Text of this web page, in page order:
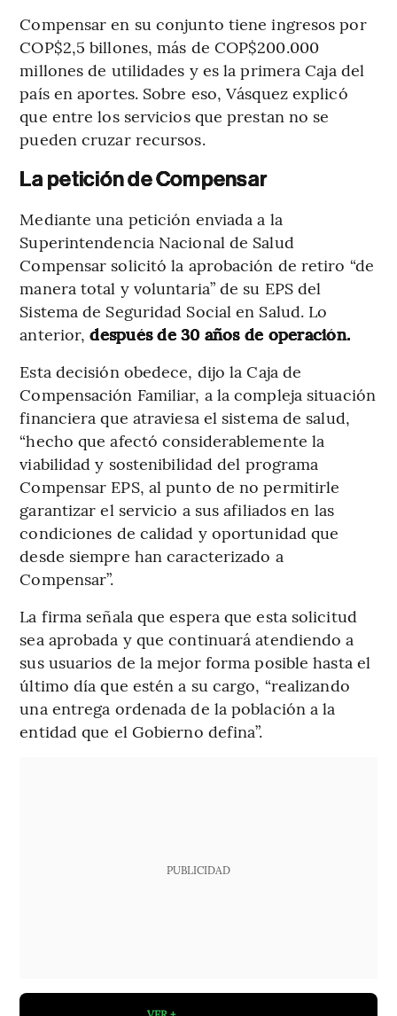
Compensar en su conjunto tiene ingresos por
COP$2,5 billones, más de COP$200.000
millones de utilidades y es la primera Caja del
país en aportes. Sobre eso, Vásquez explicó
que entre los servicios que prestan no se
pueden cruzar recursos.
La petición de Compensar
Mediante una petición enviada a la
Superintendencia Nacional de Salud
Compensar solicitó la aprobación de retiro “de
manera total y voluntaria” de su EPS del
Sistema de Seguridad Social en Salud. Lo
anterior,después de 30 años de operación.
Esta decisión obedece, dijo la Caja de
Compensación Familiar, a la compleja situación
financiera que atraviesa el sistema de salud,
“hecho que afectó considerablemente la
viabilidad y sostenibilidad del programa
Compensar EPS, al punto de no permitirle
garantizar el servicio a sus afiliados en las
condiciones de calidad y oportunidad que
desde siempre han caracterizado a
Compensar”.
La firma señala que espera que esta solicitud
sea aprobada y que continuará atendiendo a
sus usuarios de la mejor forma posible hasta el
último día que estén a su cargo, “realizando
una entrega ordenada de la población a la
entidad que el Gobierno defina”.
PUBLICIDAD